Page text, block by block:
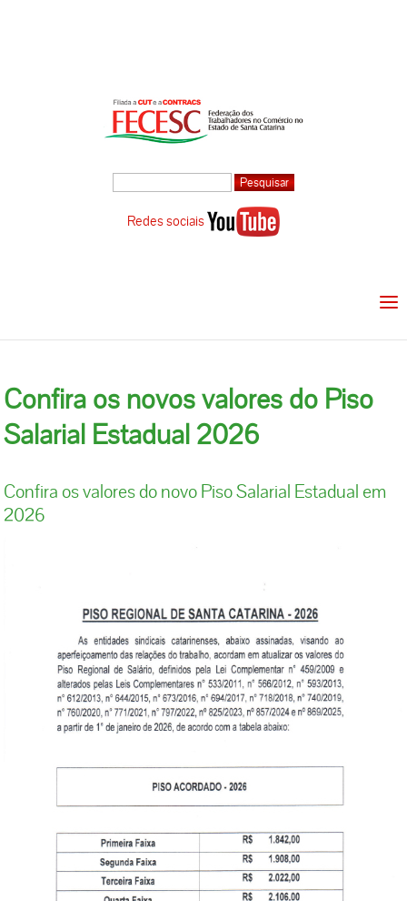
Redes sociais
Confira os novos valores do Piso
Salarial Estadual 2026
Confira os valores do novo Piso Salarial Estadual em
2026